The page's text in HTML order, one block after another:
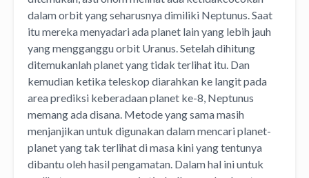
dalam orbit yang seharusnya dimiliki Neptunus. Saat
itu mereka menyadari ada planet lain yang lebih jauh
yang mengganggu orbit Uranus. Setelah dihitung
ditemukanlah planet yang tidak terlihat itu. Dan
kemudian ketika teleskop diarahkan ke langit pada
area prediksi keberadaan planet ke-8, Neptunus
memang ada disana. Metode yang sama masih
menjanjikan untuk digunakan dalam mencari planet-
planet yang tak terlihat di masa kini yang tentunya
dibantu oleh hasil pengamatan. Dalam hal ini untuk